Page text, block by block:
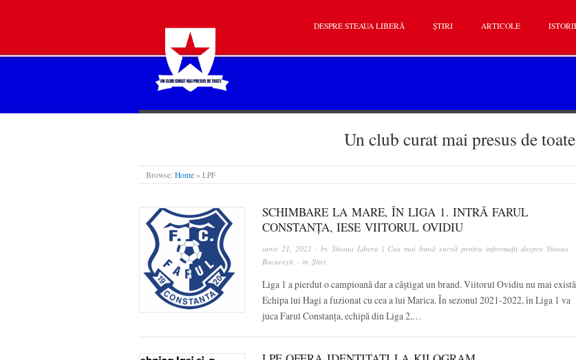
STEAUA LIBERĂ
DESPRE STEAUA LIBERĂ ȘTIRI ARTICOLE
Un club curat mai presus de
Browse: Home » LPF
SCHIMBARE LA MARE, ÎN LIGA 1. INTRĂ FARUL
CONSTANȚA, IESE VIITORUL OVIDIU
iunie 21, 2021 · by Steaua Libera | Cea mai bună sursă pentru informații despre Steaua
București · in Știri
Liga 1 a pierdut o campioană dar a câștigat un brand. Viitorul Ovidiu nu mai
Echipa lui Hagi a fuzionat cu cea a lui Marica. În sezonul 2021-2022, în Liga 1 va
juca Farul Constanța, echipă din Liga 2,…